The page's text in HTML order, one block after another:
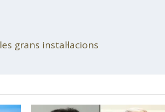
grans instal·lacions